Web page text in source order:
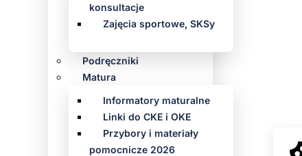
konsultacje
Zajęcia sportowe, SKSy
Podręczniki
Matura
Informatory maturalne
Linki do CKE i OKE
Przybory i materiały
pomocnicze 2026